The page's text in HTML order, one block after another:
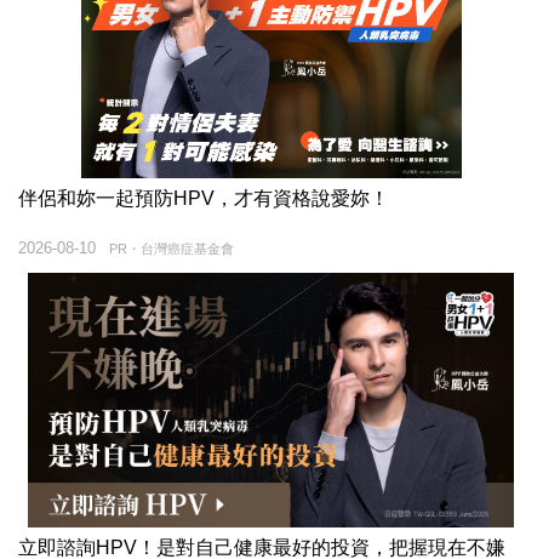
伴侶和妳一起預防HPV，才有資格說愛妳！
PR・台灣癌症基金會
2026-08-10
立即諮詢HPV！是對自己健康最好的投資，把握現在不嫌